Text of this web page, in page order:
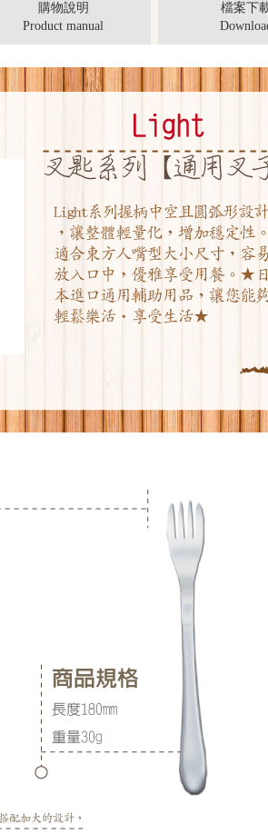
購物說明
Product manual
檔案下